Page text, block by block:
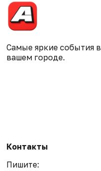
Самые яркие события в
вашем городе.
Контакты
Пишите: